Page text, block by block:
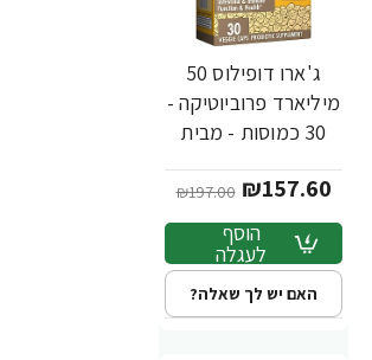
ג'ארו דופילוס 50
מיליארד פרוביוטיקה -
30 כמוסות - מבית
₪157.60
₪197.00
הוסף
לעגלה
האם יש לך שאלה?